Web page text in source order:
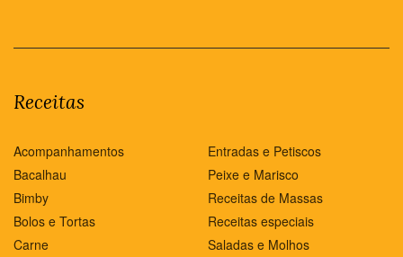
Receitas
Acompanhamentos
Bacalhau
Bimby
Bolos e Tortas
Carne
Entradas e Petiscos
Peixe e Marisco
Receitas de Massas
Receitas especiais
Saladas e Molhos